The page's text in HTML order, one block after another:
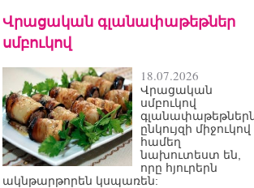
Վրացական գլանափաթեթներ
սմբուկով
18.07.2026
Վրացական
սմբուկով
ընկույզի միջուկով
համեղ
նախուտեստ են,
որը հյուրերն
ակնթարթորեն կսպառեն: